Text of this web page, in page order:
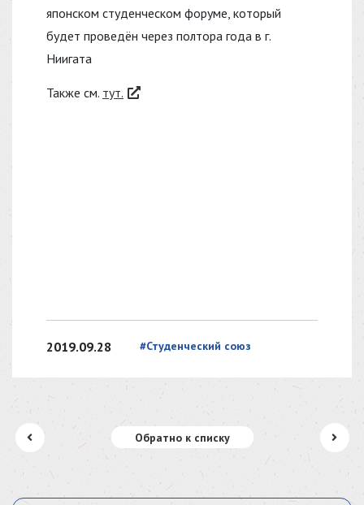
японском студенческом форуме, который
будет проведён через полтора года в г.
Ниигата
Также см. тут.
2019.09.28 #Студенческий союз
Обратно к списку